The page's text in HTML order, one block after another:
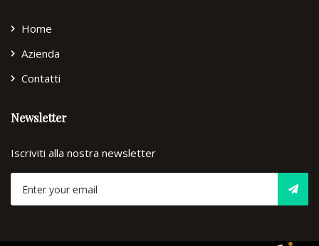
Home
Azienda
Contatti
Newsletter
Iscriviti alla nostra newsletter